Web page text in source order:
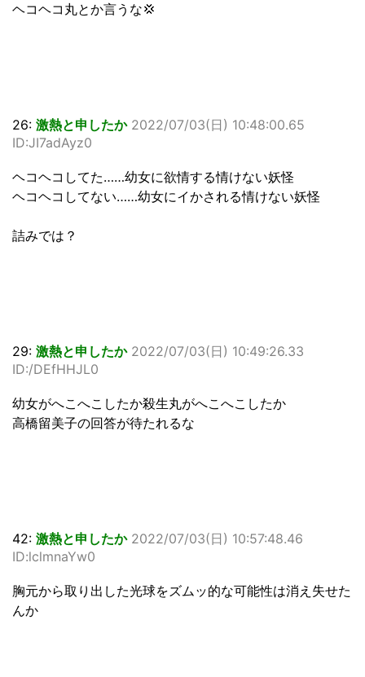
ヘコヘコ丸とか言うな💢
26: 激熱と申したか 2022/07/03(日) 10:48:00.65
ID:JI7adAyz0
ヘコヘコしてた……幼女に欲情する情けない妖怪
ヘコヘコしてない……幼女にイかされる情けない妖怪
詰みでは？
29: 激熱と申したか 2022/07/03(日) 10:49:26.33
ID:/DEfHHJL0
幼女がへこへこしたか殺生丸がへこへこしたか
高橋留美子の回答が待たれるな
42: 激熱と申したか 2022/07/03(日) 10:57:48.46
ID:lclmnaYw0
胸元から取り出した光球をズムッ的な可能性は消え失せた
んか